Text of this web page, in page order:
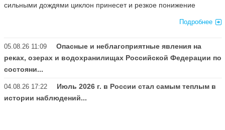
сильными дождями циклон принесет и резкое понижение
Подробнее
05.08.26 11:09
Опасные и неблагоприятные явления на
реках, озерах и водохранилищах Российской Федерации по
состояни...
04.08.26 17:22
Июль 2026 г. в России стал самым теплым в
истории наблюдений...